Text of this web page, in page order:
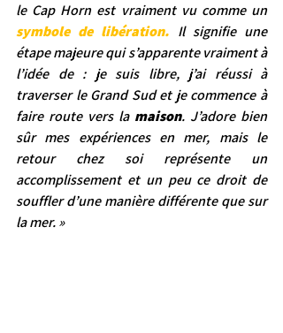
le Cap Horn est vraiment vu comme un
symbole de libération. Il signifie une
étape majeure qui s’apparente vraiment à
l’idée de : je suis libre, j’ai réussi à
traverser le Grand Sud et je commence à
faire route vers la maison. J’adore bien
sûr mes expériences en mer, mais le
retour chez soi représente un
accomplissement et un peu ce droit de
souffler d’une manière différente que sur
la mer. »